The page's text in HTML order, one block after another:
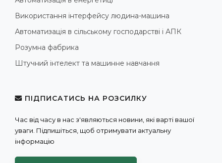
Використання інтерфейсу людина-машина
Автоматизація в сільському господарстві і АПК
Розумна фабрика
Штучний інтелект та машинне навчання
ПІДПИСАТИСЬ НА РОЗСИЛКУ
Час від часу в нас з'являються новини, які варті вашої
уваги. Підпишіться, щоб отримувати актуальну
інформацію